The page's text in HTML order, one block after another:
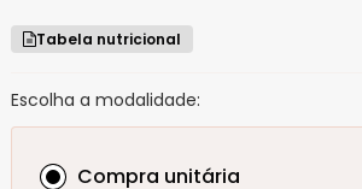
Tabela nutricional
Escolha a modalidade:
Compra unitária